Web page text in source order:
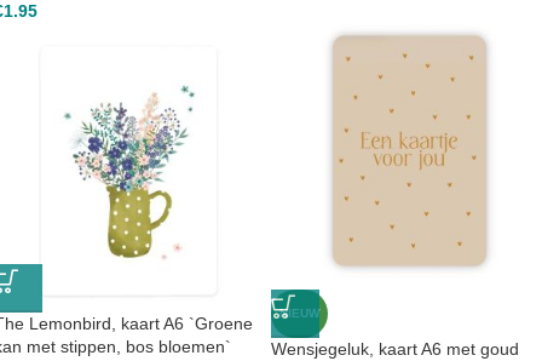
1.95
NIEUW
Wensjegeluk, kaart A6 met goud
Lemonbird, kaart A6 `Groene
met stippen, bos bloemen`